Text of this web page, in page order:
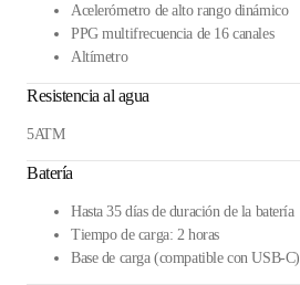
Acelerómetro de alto rango dinámico
PPG multifrecuencia de 16 canales
Altímetro
Resistencia al agua
5ATM
Batería
Hasta 35 días de duración de la batería
Tiempo de carga: 2 horas
Base de carga (compatible con USB-C)